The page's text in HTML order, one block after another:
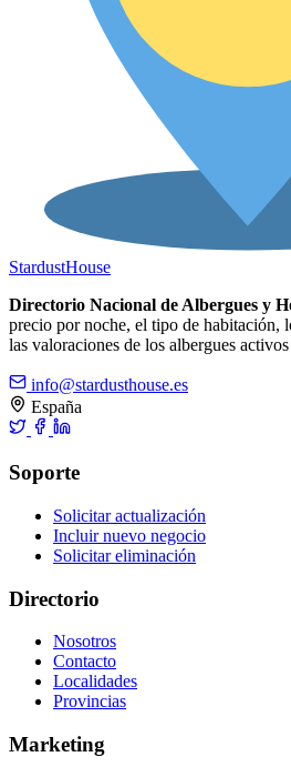
StardustHouse
Directorio Nacional de Albergues y
precio por noche, el tipo de habitación,
las valoraciones de los albergues
info@stardusthouse.es
España
Soporte
Solicitar actualización
Incluir nuevo negocio
Solicitar eliminación
Directorio
Nosotros
Contacto
Localidades
Provincias
Marketing